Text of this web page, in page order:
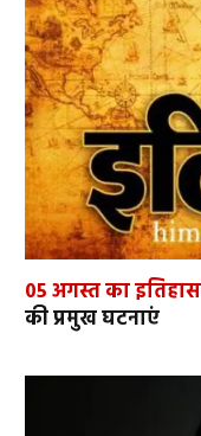
05 अगस्त का
की प्रमुख घटनाएं